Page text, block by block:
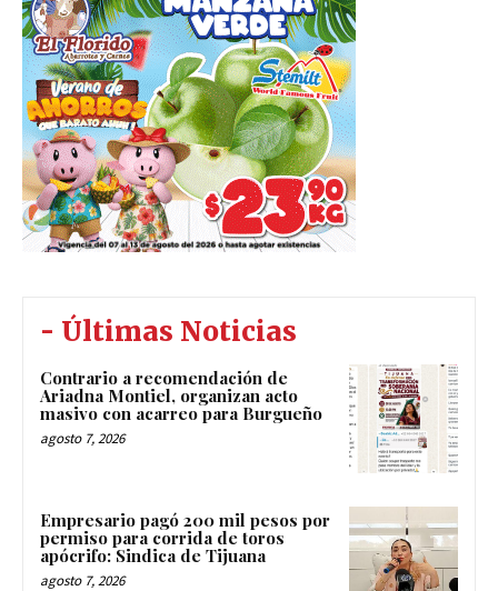
- Últimas Noticias
Contrario a recomendación de
Ariadna Montiel, organizan acto
masivo con acarreo para Burgueño
agosto 7, 2026
Empresario pagó 200 mil pesos por
permiso para corrida de toros
apócrifo: Sindica de Tijuana
agosto 7, 2026